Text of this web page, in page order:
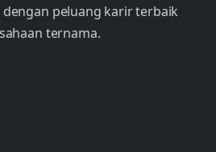
peluang karir terbaik
ternama.